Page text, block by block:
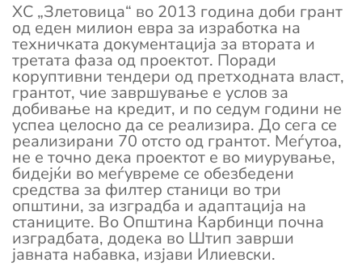
ХС „Злетовица“ во 2013 година доби грант
од еден милион евра за изработка на
техничката документација за втората и
третата фаза од проектот. Поради
коруптивни тендери од претходната власт,
грантот, чие завршување е услов за
добивање на кредит, и по седум години не
успеа целосно да се реализира. До сега се
реализирани 70 отсто од грантот. Меѓутоа,
не е точно дека проектот е во миурување,
бидејќи во меѓувреме се обезбедени
средства за филтер станици во три
општини, за изградба и адаптација на
станиците. Во Општина Карбинци почна
изградбата, додека во Штип заврши
јавната набавка, изјави Илиевски.